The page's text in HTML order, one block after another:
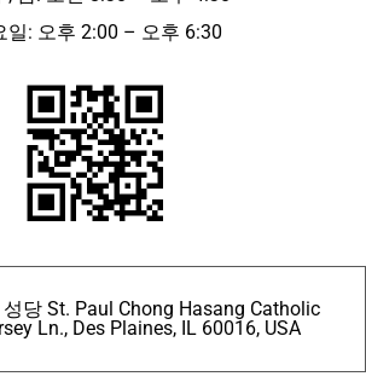
일: 오후 2:00 – 오후 6:30
당 St. Paul Chong Hasang Catholic
Ln., Des Plaines, IL 60016, USA